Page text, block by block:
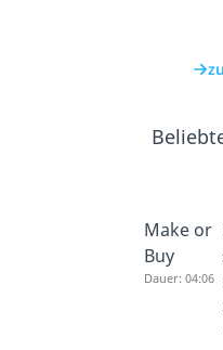
Make or
Buy
Dauer: 04:06